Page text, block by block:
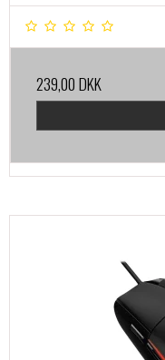
239,00 DKK